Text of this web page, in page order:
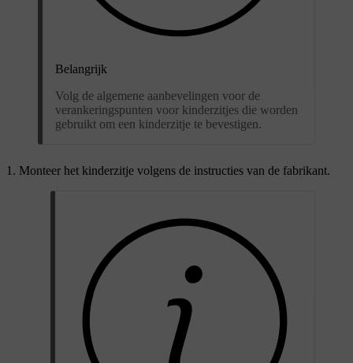
Belangrijk
Volg de algemene aanbevelingen voor de
verankeringspunten voor kinderzitjes die worden
gebruikt om een kinderzitje te bevestigen.
Monteer het kinderzitje volgens de instructies van de fabrikant.